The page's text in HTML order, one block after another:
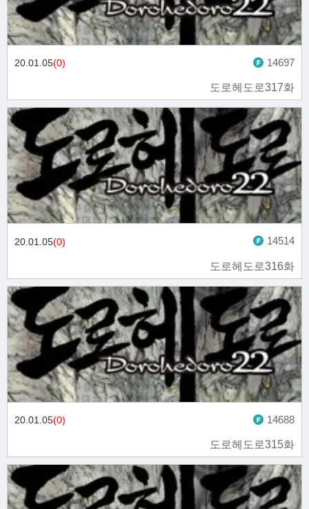
도로헤도로317화
20.01.05(0) 14697
도로헤도로316화
20.01.05(0) 14514
도로헤도로315화
20.01.05(0) 14688